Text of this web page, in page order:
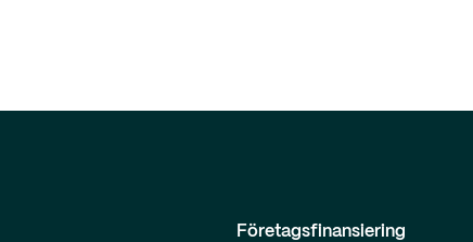
Företagsfinansiering